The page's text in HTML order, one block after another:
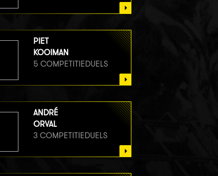
PIET
KOOIMAN
5 COMPETITIEDUELS
ANDRÉ
ORVAL
3 COMPETITIEDUELS